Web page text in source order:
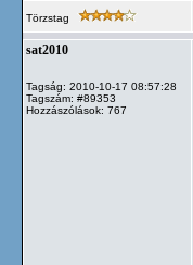
Törzstag
sat2010
Tagság: 2010-10-17 08:57:28
Tagszám: #89353
Hozzászólások: 767